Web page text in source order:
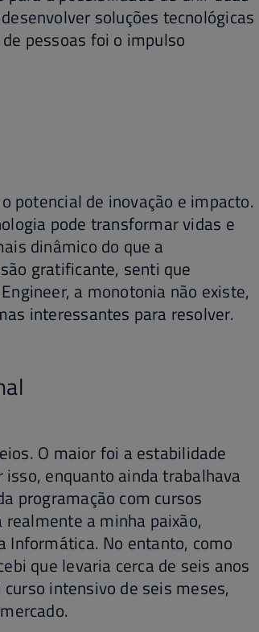
soluções tecnológicas
pessoas foi o impulso
potencial de inovação e impacto.
pode transformar vidas e
dinâmico do que a
gratificante, senti que
a monotonia não existe,
interessantes para resolver.
O maior foi a estabilidade
enquanto ainda trabalhava
programação com cursos
a minha paixão,
Informática. No entanto, como
que levaria cerca de seis anos
intensivo de seis meses,